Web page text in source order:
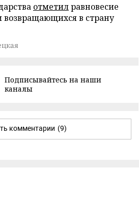
отметилравновесие
в страну
Подписывайтесь на наши
каналы
комментарии (9)